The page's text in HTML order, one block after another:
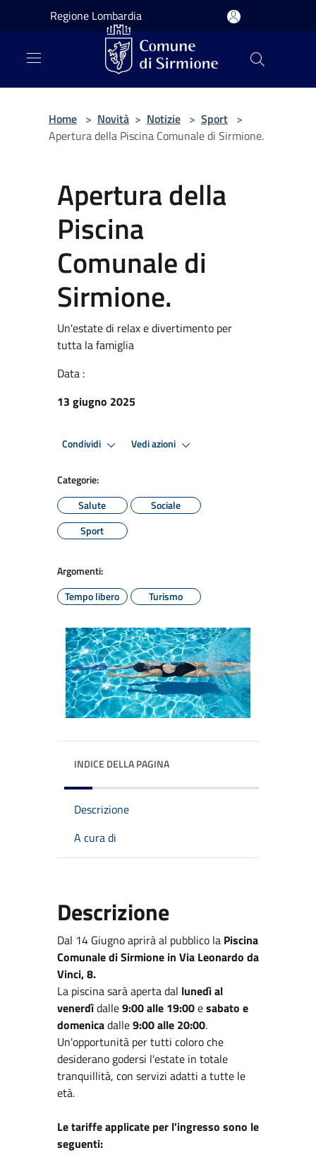
Salta al contenuto principale
Regione Lombardia
Home > Novità > Notizie > Sport >
Apertura della Piscina Comunale di Sirmione.
Apertura della
Piscina
Comunale di
Sirmione.
Un'estate di relax e divertimento per
tutta la famiglia
Data :
13 giugno 2025
Condividi Vedi azioni
Categorie:
Salute
Sociale
Sport
Argomenti:
Tempo libero
Turismo
INDICE DELLA PAGINA
Descrizione
A cura di
Descrizione
Dal 14 Giugno aprirà al pubblico la Piscina
Comunale di Sirmione in Via Leonardo da
Vinci, 8.
La piscina sarà aperta dal lunedì al
venerdìdalle9:00 alle 19:00esabato e
domenicadalle9:00 alle 20:00.
Un'opportunità per tutti coloro che
desiderano godersi l'estate in totale
tranquillità, con servizi adatti a tutte le
età.
Le tariffe applicate per l'ingresso sono le
seguenti: